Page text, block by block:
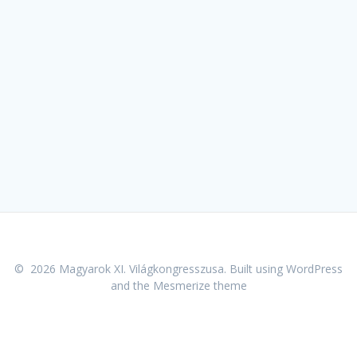
© 2026 Magyarok XI. Világkongresszusa. Built using WordPress
and the Mesmerize theme